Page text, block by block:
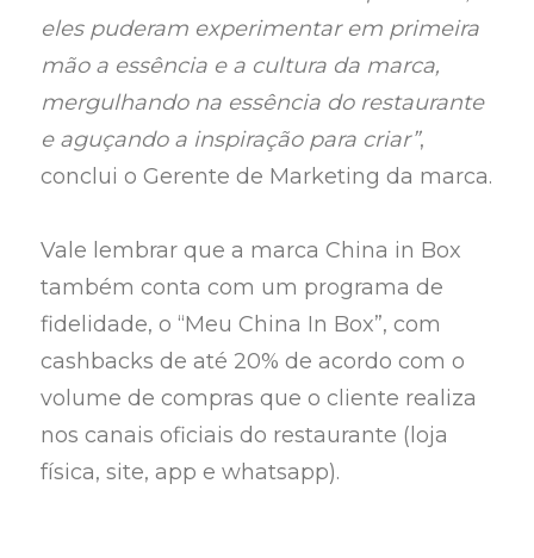
eles puderam experimentar em primeira
mão a essência e a cultura da marca,
mergulhando na essência do restaurante
e aguçando a inspiração para criar”,
conclui o Gerente de Marketing da marca.
Vale lembrar que a marca China in Box
também conta com um programa de
fidelidade, o “Meu China In Box”, com
cashbacks de até 20% de acordo com o
volume de compras que o cliente realiza
nos canais oficiais do restaurante (loja
física, site, app e whatsapp).